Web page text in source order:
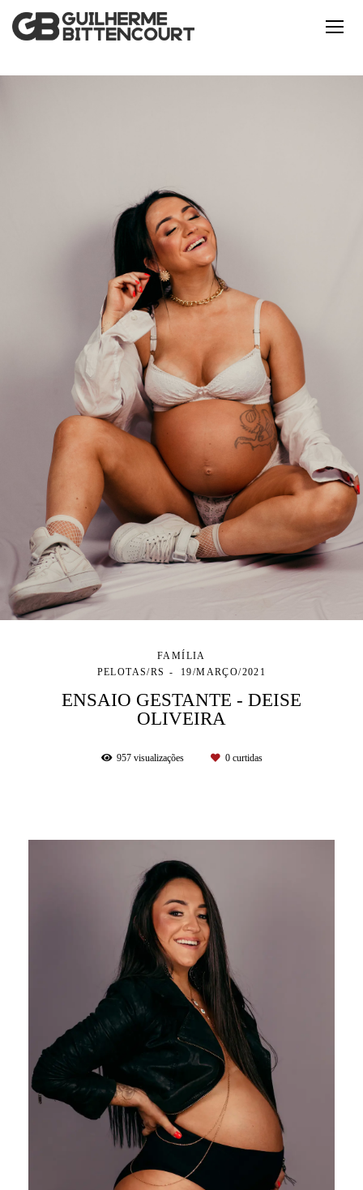
FAMÍLIA
PELOTAS/RS
19/MARÇO/2021
ENSAIO GESTANTE - DEISE
OLIVEIRA
957visualizações 0curtidas